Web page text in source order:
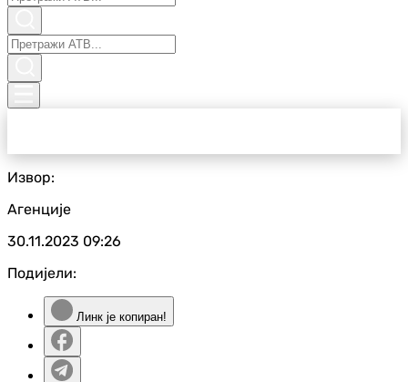
Извор:
Агенције
30.11.2023 09:26
Подијели:
Линк је копиран!